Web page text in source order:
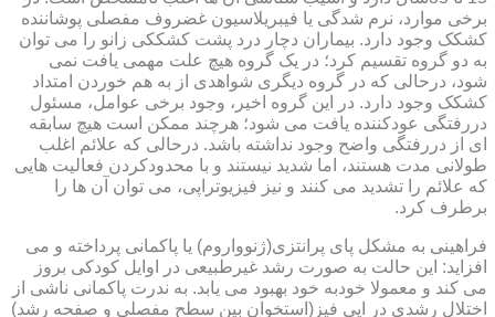
برخی موارد، نرم شدگی یا فیبریلاسیون غضروف مفصلی پوشاننده
کشکک وجود دارد. بیماران دچار درد پشت کشککی زانو را می توان
به دو گروه تقسیم کرد؛ در یک گروه هیچ علت مهمی یافت نمی
شود، درحالی که در گروه دیگری شواهدی از به هم خوردن امتداد
کشکک وجود دارد. در این گروه اخیر، وجود برخی عوامل، مسئول
دررفتگی عودکننده یافت می شود؛ هرچند ممکن است هیچ سابقه
ای از دررفتگی واضح وجود نداشته باشد. درحالی که علائم اغلب
طولانی مدت هستند، اما شدید نیستند و با محدودکردن فعالیت هایی
که علائم را تشدید می کنند و نیز فیزیوتراپی، می توان آن ها را
برطرف کرد.
فراهینی به مشکل پای پرانتزی(ژنوواروم) یا پاکمانی پرداخته و می
افزاید: این حالت به صورت رشد غیرطبیعی در اوایل کودکی بروز
می کند و معمولا خودبه خود بهبود می یابد. به ندرت پاکمانی ناشی از
اختلال رشدی در اپی فیز(استخوان بین سطح مفصلی و صفحه رشد)